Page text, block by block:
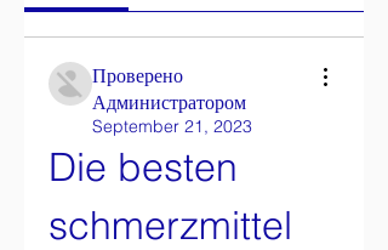
Проверено
Администратором
September 21, 2023
Die besten
schmerzmittel